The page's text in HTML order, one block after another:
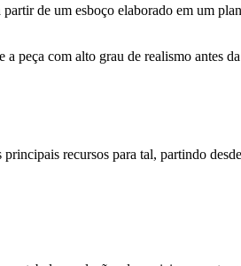
de um esboço elaborado em um
peça com alto grau de realismo antes
recursos para tal, partindo